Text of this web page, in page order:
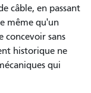
câble, en passant
même qu'un
concevoir sans
historique ne
qui